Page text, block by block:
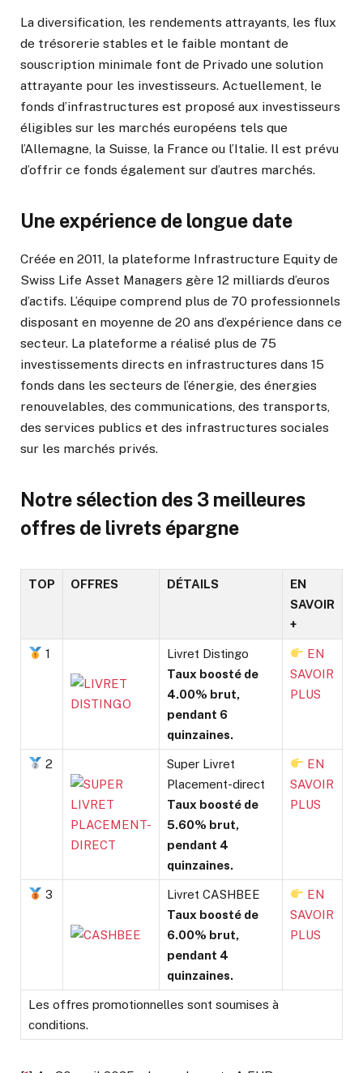
La diversification, les rendements attrayants, les flux
de trésorerie stables et le faible montant de
souscription minimale font de Privado une solution
attrayante pour les investisseurs. Actuellement, le
fonds d’infrastructures est proposé aux investisseurs
éligibles sur les marchés européens tels que
l’Allemagne, la Suisse, la France ou l’Italie. Il est prévu
d’offrir ce fonds également sur d’autres marchés.
Une expérience de longue date
Créée en 2011, la plateforme Infrastructure Equity de
Swiss Life Asset Managers gère 12 milliards d’euros
d’actifs. L’équipe comprend plus de 70 professionnels
disposant en moyenne de 20 ans d’expérience dans ce
secteur. La plateforme a réalisé plus de 75
investissements directs en infrastructures dans 15
fonds dans les secteurs de l’énergie, des énergies
renouvelables, des communications, des transports,
des services publics et des infrastructures sociales
sur les marchés privés.
Notre sélection des 3 meilleures
offres de livrets épargne
TOP OFFRES DÉTAILS
EN
SAVOIR
+
1
Livret Distingo
Taux boosté de
4.00% brut,
pendant 6
quinzaines.
EN
SAVOIR
PLUS
2
Super Livret
Placement-direct
Taux boosté de
5.60% brut,
pendant 4
quinzaines.
EN
SAVOIR
PLUS
3
Livret CASHBEE
Taux boosté de
6.00% brut,
pendant 4
quinzaines.
EN
SAVOIR
PLUS
Les offres promotionnelles sont soumises à
conditions.